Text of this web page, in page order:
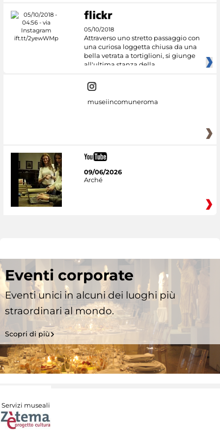
05/10/2018
Attraverso uno stretto passaggio con
una curiosa loggetta chiusa da una
bella vetrata a tortiglioni, si giunge
all'ultima stanza della
museiincomuneroma
09/06/2026
Arché
Eventi corporate
Eventi unici in alcuni dei luoghi più
straordinari al mondo.
Scopri di più
Servizi museali